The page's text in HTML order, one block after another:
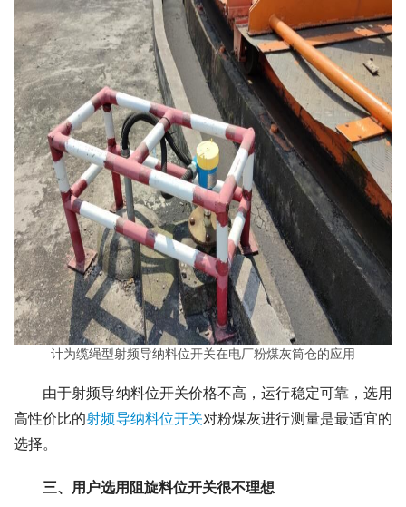
计为缆绳型射频导纳料位开关在电厂粉煤灰筒仓的应用
由于射频导纳料位开关价格不高，运行稳定可靠，选用
高性价比的射频导纳料位开关对粉煤灰进行测量是最适宜的
选择。
三、用户选用阻旋料位开关很不理想